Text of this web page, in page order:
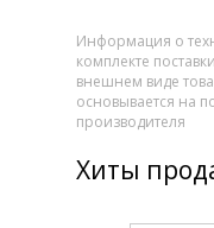
Информация о
комплекте
внешнем виде
основывается на
производителя
Хиты